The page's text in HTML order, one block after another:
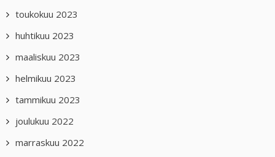
toukokuu 2023
huhtikuu 2023
maaliskuu 2023
helmikuu 2023
tammikuu 2023
joulukuu 2022
marraskuu 2022